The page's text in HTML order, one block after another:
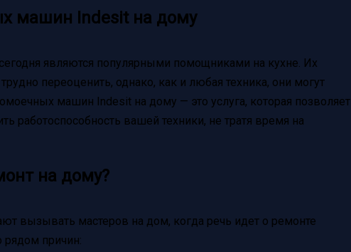
машин Indesit на дому
являются популярными помощниками на кухне. Их
переоценить, однако, как и любая техника, они могут
машин Indesit на дому — это услуга, которая позволяет
работоспособность вашей техники, не тратя время на
на дому?
вызывать мастеров на дом, когда речь идет о ремонте
рядом причин: